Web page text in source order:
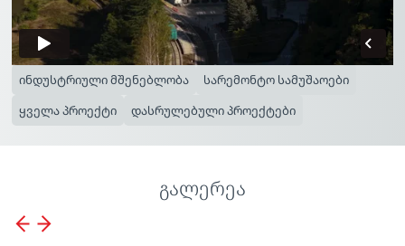
ინდუსტრიული მშენებლობა
სარემონტო სამუშაოები
ყველა პროექტი
დასრულებული პროექტები
გალერეა